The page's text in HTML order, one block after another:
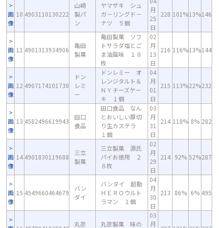
画
像
10 4903110130222
山崎
製パ
ン
ヤマザキ シュ
ガ－リングド－
ナツ ５個
月
25
日
228 101%13%146
画
像
11 4901313934906
亀田
製菓
亀田製菓 ソフ
トサラダ塩とご
ま油風味 １８
枚
02
月
13
日
216 116%13%144
画
像
12 4907174101730
ドン
レミ
ー
ドンレミー オ
レンジタルト＆
ＮＹチーズケー
キ １個
04
月
01
日
215 113%22%232
画
像
13 4582496619943
田口
食品
田口食品 なん
とおいしい厚切
り生カステラ
１個
03
月
31
日
214 118% 8% 282
画
像
14 4901830119688
三立
製菓
三立製菓 源氏
パイお徳用 ２
８枚
02
月
29
日
214 92% 52%287
画
像
15 4549660464679
バン
ダイ
バンダイ 超動
ＨＥＲＯウルト
ラマン １個
04
月
30
日
213 86% 6% 495
丸彦
丸彦製菓 味の
03
月